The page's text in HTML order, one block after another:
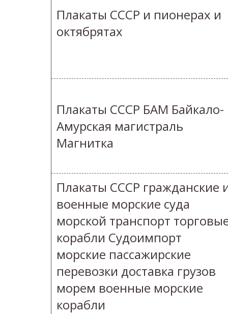
Плакаты СССР и пионерах и
октябрятах
Плакаты СССР БАМ Байкало-
Амурская магистраль
Магнитка
Плакаты СССР гражданские
военные морские суда
морской транспорт
корабли Судоимпорт
морские пассажирские
перевозки доставка грузов
морем военные морские
корабли